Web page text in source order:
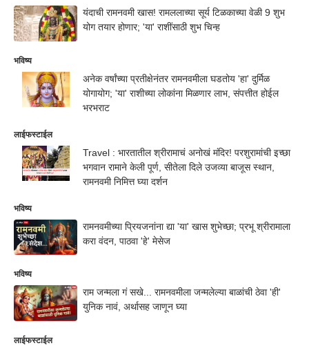
यंदाची रामनवमी खास! रामललाच्या सूर्य टिळकाच्या वेळी 9 शुभ
योग तयार होणार; 'या' राशींसाठी शुभ चिन्ह
भविष्य
अनेक वर्षांच्या प्रतीक्षेनंतर रामनवमीला घडतोय 'हा' दुर्मिळ
योगायोग; 'या' राशीच्या लोकांना मिळणार लाभ, संपत्तीत होईल
भरभराट
लाईफस्टाईल
Travel : भारतातील श्रीरामाचं अनोखं मंदिर! परशुरामांची इच्छा
भगवान रामाने केली पूर्ण, सीतेला दिले उजव्या बाजूस स्थान,
रामनवमी निमित्त घ्या दर्शन
भविष्य
रामनवमीच्या प्रियजनांना द्या 'या' खास शुभेच्छा; प्रभू श्रीरामाला
करा वंदन, पाठवा 'हे' मेसेज
भविष्य
राम जन्मला गं सखे... रामनवमीला जन्मलेल्या बाळांची ठेवा 'ही'
युनिक नावं, अर्थासह जाणून घ्या
लाईफस्टाईल